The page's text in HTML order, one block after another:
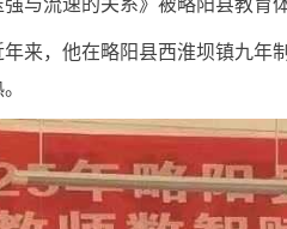
与流速的关系》被略阳县教育
来，他在略阳县西淮坝镇九